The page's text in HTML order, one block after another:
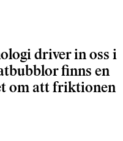
driver in oss i
finns en
om att friktionen